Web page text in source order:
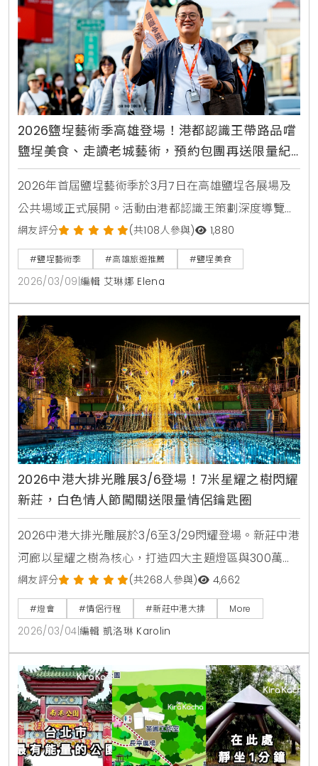
2026鹽埕藝術季高雄登場！港都認識王帶路品嚐
鹽埕美食、走讀老城藝術，預約包團再送限量紀
念小物
2026年首屆鹽埕藝術季於3月7日在高雄鹽埕各展場及
公共場域正式展開。活動由港都認識王策劃深度導覽，
結合在地美食與歷史場域走讀，邀請20組國內外藝術家
以「鹽域共振」為題，串聯20組作品與11個展點。民眾
可透過主題走讀深入老城巷弄，體驗與眾不同的港都日
常美學。
網友評分 (共108人參與) 1,880
#鹽埕藝術季 #高雄旅遊推薦 #鹽埕美食
2026/03/09 編輯 艾琳娜 Elena
2026中港大排光雕展3/6登場！7米星耀之樹閃耀
新莊，白色情人節闖關送限量情侶鑰匙圈
2026中港大排光雕展於3/6至3/29閃耀登場。新莊中港
河廊以星耀之樹為核心，打造四大主題燈區與300萬盞
LED夢幻星河。現場更有極地北極熊造景與白色情人節
限量闖關活動，是新北春季必訪的原創生活風格景點。
網友評分 (共268人參與) 4,662
#燈會 #情侶行程 #新莊中港大排 More
2026/03/04 編輯 凱洛琳 Karolin